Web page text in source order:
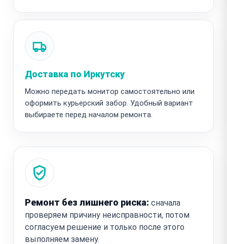
Доставка по Иркутску
Можно передать монитор самостоятельно или
оформить курьерский забор. Удобный вариант
выбираете перед началом ремонта.
Ремонт без лишнего риска: сначала
проверяем причину неисправности, потом
согласуем решение и только после этого
выполняем замену.